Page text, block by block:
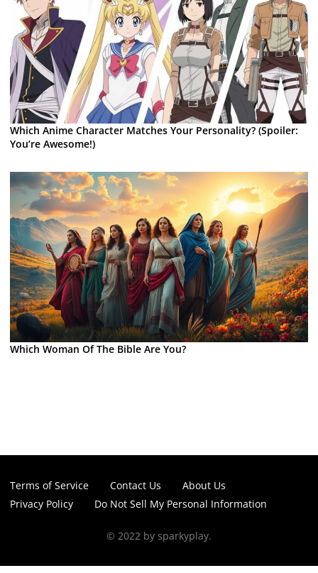
Which Anime Character Matches Your Personality? (Spoiler:
You’re Awesome!)
Which Woman Of The Bible Are You?
Terms of Service Contact Us
About Us
Privacy Policy
Do Not Sell My Personal Information
© 2022 by sparkyplay.